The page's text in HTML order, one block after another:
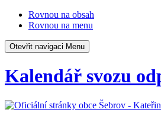
Rovnou na obsah
Rovnou na menu
Otevřit navigaci Menu
Kalendář svozu